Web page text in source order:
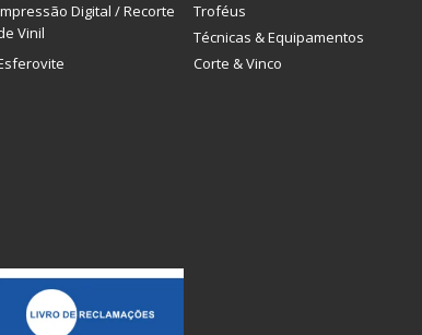
Digital / Recorte
Vinil
Troféus
Técnicas & Equipamentos
Corte & Vinco